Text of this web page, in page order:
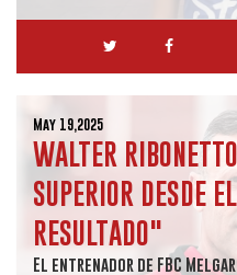
May 19,2025
WALTER
SUPERIOR DESDE
RESULTADO"
El entrenador de FBC